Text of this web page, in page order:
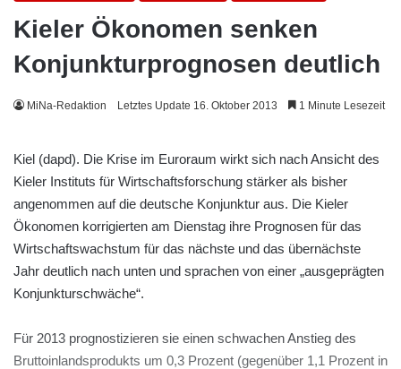
Kieler Ökonomen senken
Konjunkturprognosen deutlich
MiNa-Redaktion Letztes Update 16. Oktober 2013 1 Minute Lesezeit
Kiel (dapd). Die Krise im Euroraum wirkt sich nach Ansicht des
Kieler Instituts für Wirtschaftsforschung stärker als bisher
angenommen auf die deutsche Konjunktur aus. Die Kieler
Ökonomen korrigierten am Dienstag ihre Prognosen für das
Wirtschaftswachstum für das nächste und das übernächste
Jahr deutlich nach unten und sprachen von einer „ausgeprägten
Konjunkturschwäche“.
Für 2013 prognostizieren sie einen schwachen Anstieg des
Bruttoinlandsprodukts um 0,3 Prozent (gegenüber 1,1 Prozent in